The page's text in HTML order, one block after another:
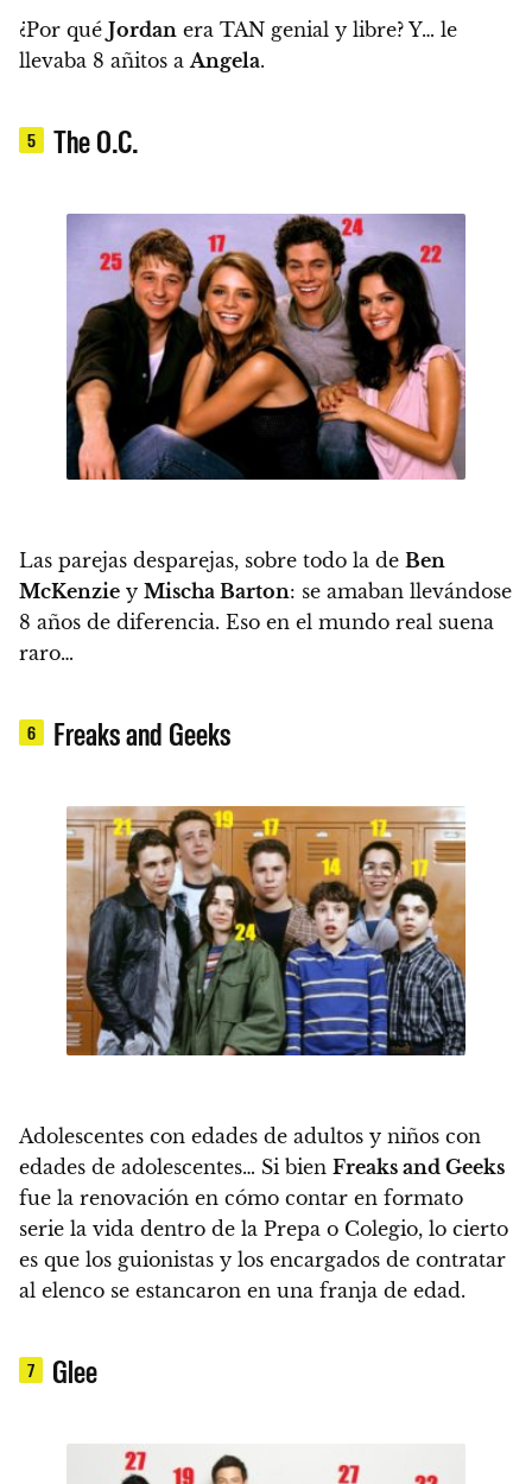
¿Por qué Jordan era TAN genial y libre? Y… le
llevaba 8 añitos a Angela.
5 The O.C.
Las parejas desparejas, sobre todo la de Ben
McKenzie y Mischa Barton: se amaban llevándose
8 años de diferencia. Eso en el mundo real suena
raro…
6 Freaks and Geeks
Adolescentes con edades de adultos y niños con
edades de adolescentes… Si bien Freaks and Geeks
fue la renovación en cómo contar en formato
serie la vida dentro de la Prepa o Colegio, lo cierto
es que los guionistas y los encargados de contratar
al elenco se estancaron en una franja de edad.
7 Glee